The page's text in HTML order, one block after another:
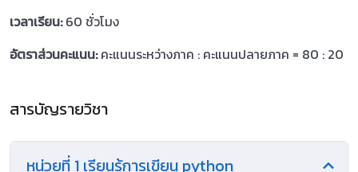
เวลาเรียน:60 ชั่วโมง
อัตราส่วนคะแนน:คะแนนระหว่างภาค : คะแนนปลายภาค = 80 : 20
สารบัญรายวิชา
หน่วยที่ 1 เรียนรู้การเขียน python